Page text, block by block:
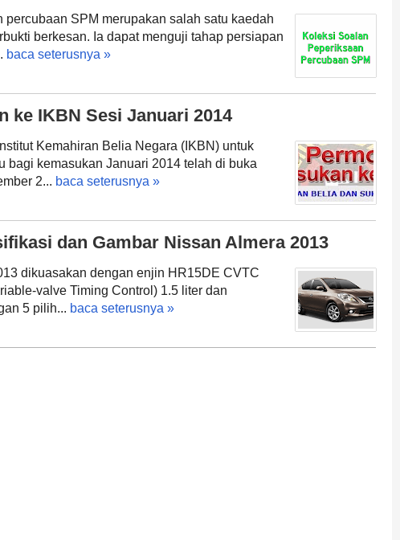
percubaan SPM merupakan salah satu kaedah
berkesan. Ia dapat menguji tahap persiapan
baca seterusnya »
ke IKBN Sesi Januari 2014
Kemahiran Belia Negara (IKBN) untuk
bagi kemasukan Januari 2014 telah di buka
2... baca seterusnya »
dan Gambar Nissan Almera 2013
dikuasakan dengan enjin HR15DE CVTC
valve Timing Control) 1.5 liter dan
5 pilih... baca seterusnya »